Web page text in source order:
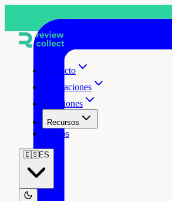
Producto
Integraciones
Soluciones
Recursos
Precios
🇪🇸ES